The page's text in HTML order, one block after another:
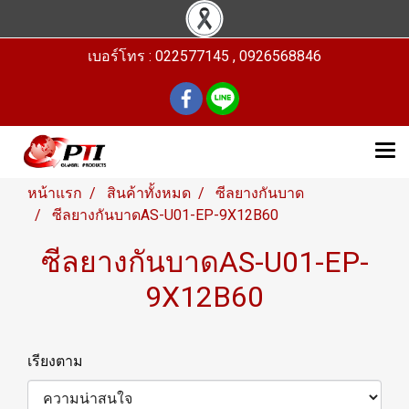
เบอร์โทร : 022577145 , 0926568846
หน้าแรก สินค้าทั้งหมด
ซีลยางกันบาด
ซีลยางกันบาดAS-U01-EP-9X12B60
ซีลยางกันบาดAS-U01-EP-
9X12B60
เรียงตาม